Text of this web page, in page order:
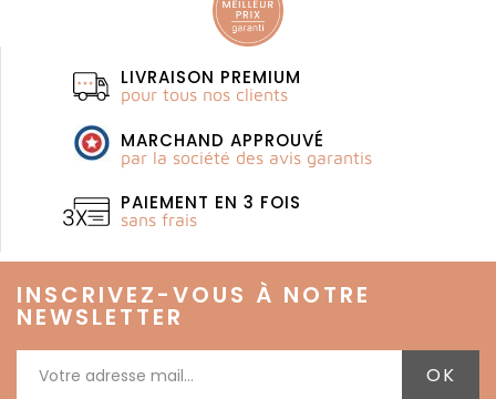
LIVRAISON PREMIUM
pour tous nos clients
MARCHAND APPROUVÉ
par la société des avis garantis
PAIEMENT EN 3 FOIS
sans frais
INSCRIVEZ-VOUS À NOTRE
NEWSLETTER